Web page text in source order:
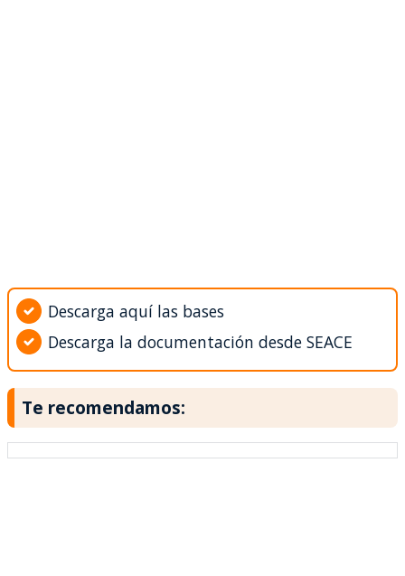
Descarga aquí las bases
Descarga la documentación desde SEACE
Te recomendamos: